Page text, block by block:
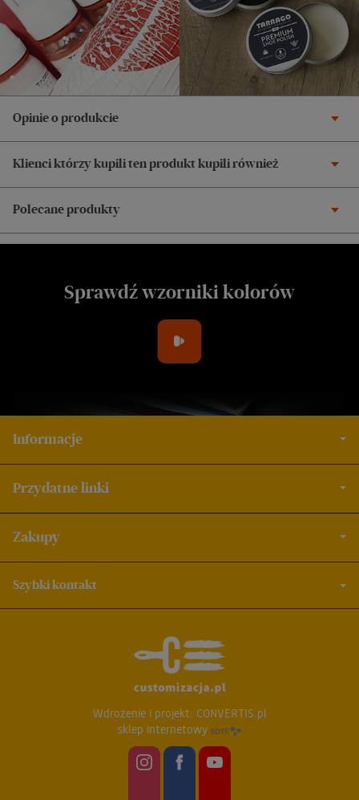
Opinie o produkcie
Klienci którzy kupili ten produkt kupili również
Polecane produkty
Sprawdź wzorniki kolorów
Informacje
Przydatne linki
Zakupy
Szybki kontakt
Wdrożenie i projekt: CONVERTIS.pl
sklep internetowy